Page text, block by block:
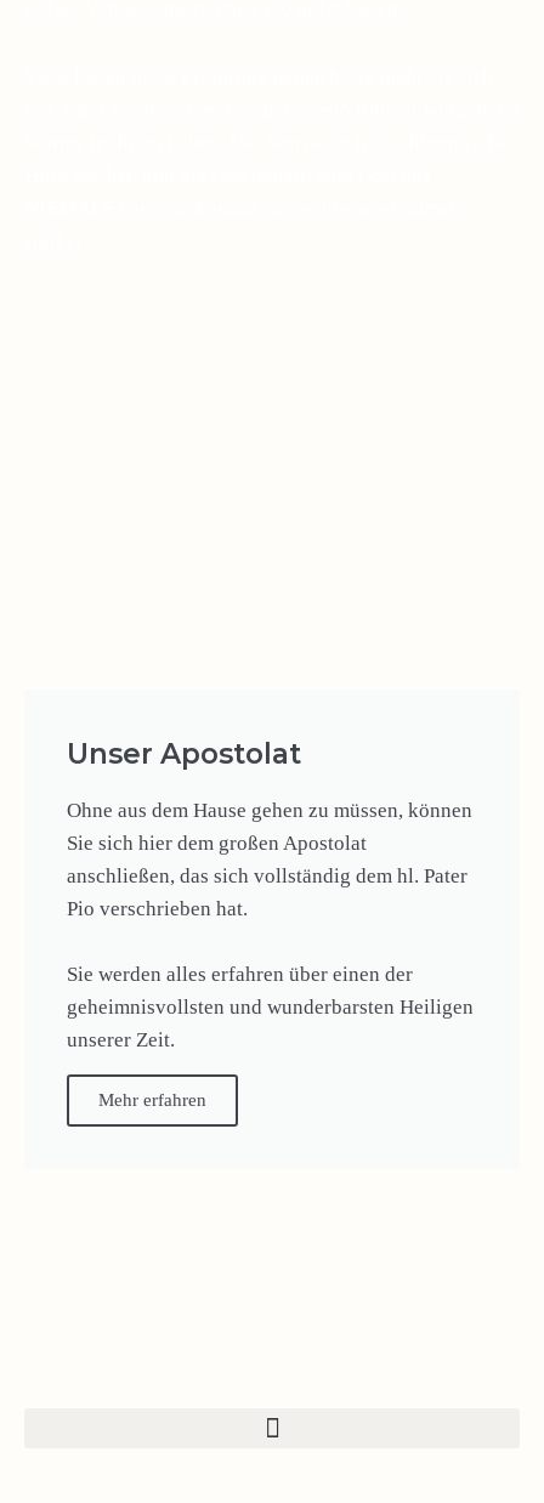
Unser Apostolat
Ohne aus dem Hause gehen zu müssen, können
Sie sich hier dem großen Apostolat
anschließen, das sich vollständig dem hl. Pater
Pio verschrieben hat.
Sie werden alles erfahren über einen der
geheimnisvollsten und wunderbarsten Heiligen
unserer Zeit.
Mehr erfahren